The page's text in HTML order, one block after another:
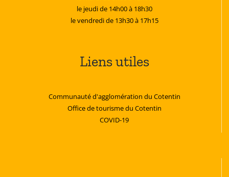
le jeudi de 14h00 à 18h30
le vendredi de 13h30 à 17h15
Liens utiles
Communauté d'agglomération du Cotentin
Office de tourisme du Cotentin
COVID-19